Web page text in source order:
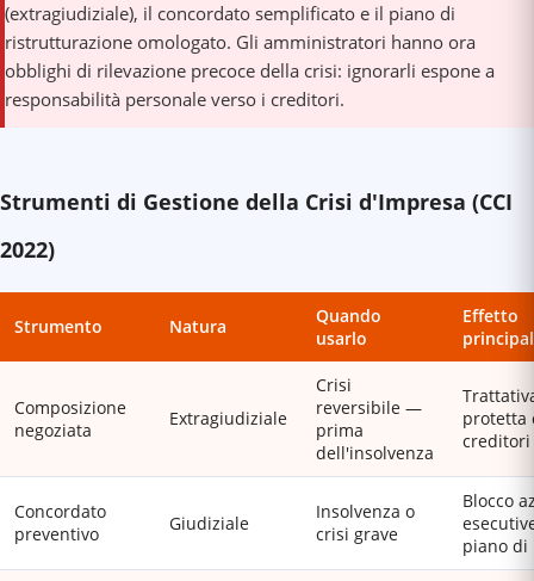
(extragiudiziale), il concordato semplificato e il piano di
ristrutturazione omologato. Gli amministratori hanno ora
obblighi di rilevazione precoce della crisi: ignorarli espone a
responsabilità personale verso i creditori.
Strumenti di Gestione della Crisi d'Impresa (CCI
2022)
Strumento Natura
Quando
usarlo
Effetto
Composizione
negoziata
Extragiudiziale
Crisi
reversibile —
prima
dell'insolvenza
protetta
creditori
Concordato
preventivo
Giudiziale
Insolvenza o
crisi grave
Blocco
piano